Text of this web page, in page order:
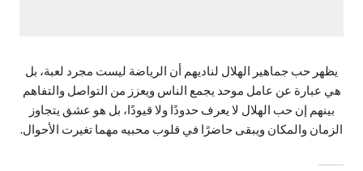
يظهر حب جماهير الهلال لناديهم أن الرياضة ليست مجرد لعبة، بل
هي عبارة عن عامل موحد يجمع الناس ويعزز من التواصل والتفاهم
بينهم إن حب الهلال لا يعرف حدودًا ولا قيودًا، بل هو عشق يتجاوز
الزمان والمكان ويبقى حاضرًا في قلوب محبيه مهما تغيرت الأحوال.